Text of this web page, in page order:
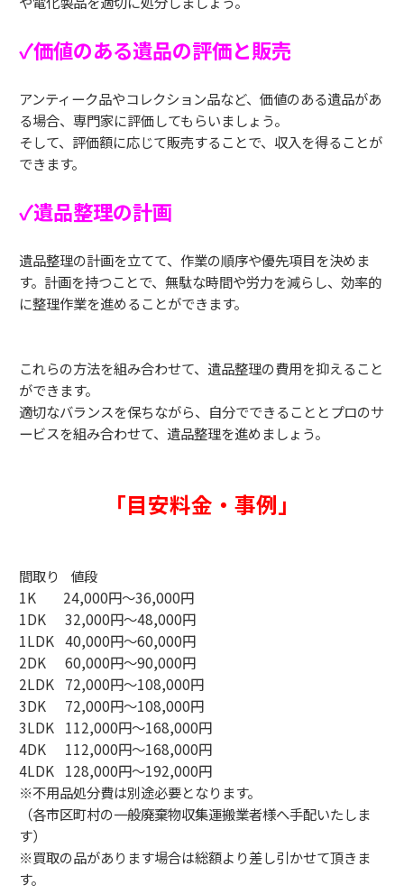
✓価値のある遺品の評価と販売
アンティーク品やコレクション品など、価値のある遺品があ
る場合、専門家に評価してもらいましょう。
そして、評価額に応じて販売することで、収入を得ることが
できます。
✓遺品整理の計画
遺品整理の計画を立てて、作業の順序や優先項目を決めま
す。計画を持つことで、無駄な時間や労力を減らし、効率的
に整理作業を進めることができます。
これらの方法を組み合わせて、遺品整理の費用を抑えること
ができます。
適切なバランスを保ちながら、自分でできることとプロのサ
ービスを組み合わせて、遺品整理を進めましょう。
「目安料金・事例」
間取り 値段
1K 24,000円～36,000円
1DK 32,000円～48,000円
1LDK 40,000円～60,000円
2DK 60,000円～90,000円
2LDK 72,000円～108,000円
3DK 72,000円～108,000円
3LDK 112,000円～168,000円
4DK 112,000円～168,000円
4LDK 128,000円～192,000円
※不用品処分費は別途必要となります。
（各市区町村の一般廃棄物収集運搬業者様へ手配いたしま
す）
※買取の品があります場合は総額より差し引かせて頂きま
す。